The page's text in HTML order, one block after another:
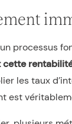
processus
cette
les taux
est